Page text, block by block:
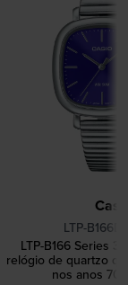
LTP-
LTP-B166 Series
relógio de quartzo
nos anos 70